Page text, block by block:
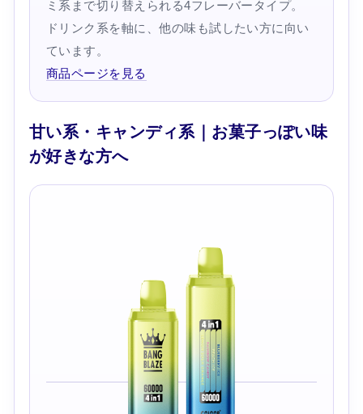
ミ系まで切り替えられる4フレーバータイプ。
ドリンク系を軸に、他の味も試したい方に向い
ています。
商品ページを見る
甘い系・キャンディ系｜お菓子っぽい味
が好きな方へ